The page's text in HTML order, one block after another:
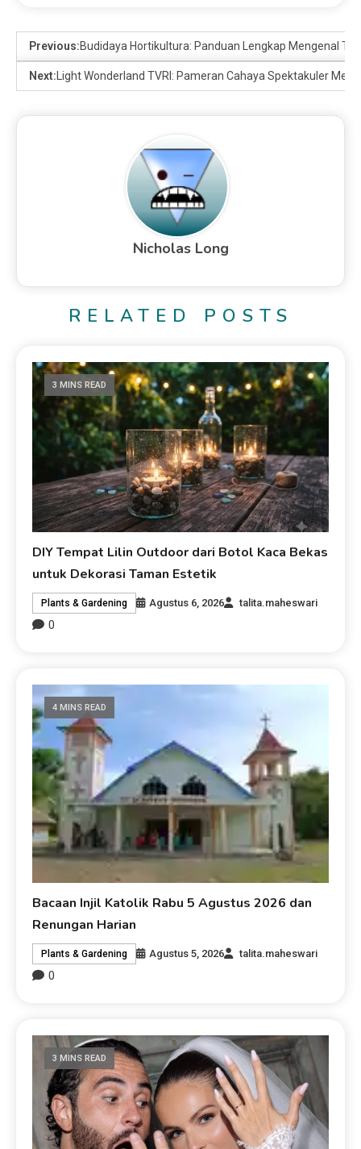
Previous:Budidaya Hortikultura: Panduan Lengkap Mengenal
Next: Light Wonderland TVRI: Pameran Cahaya Spektakuler
Nicholas Long
RELATED POSTS
3 MINS READ
DIY Tempat Lilin Outdoor dari Botol Kaca Bekas
untuk Dekorasi Taman Estetik
Plants & Gardening Agustus 6, 2026 talita.maheswari
0
4 MINS READ
Bacaan Injil Katolik Rabu 5 Agustus 2026 dan
Renungan Harian
Plants & Gardening Agustus 5, 2026 talita.maheswari
0
3 MINS READ